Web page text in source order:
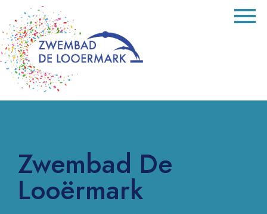
Zwembad De
Looërmark